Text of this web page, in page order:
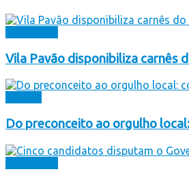
Vila Pavão disponibiliza carnês
Do preconceito ao orgulho